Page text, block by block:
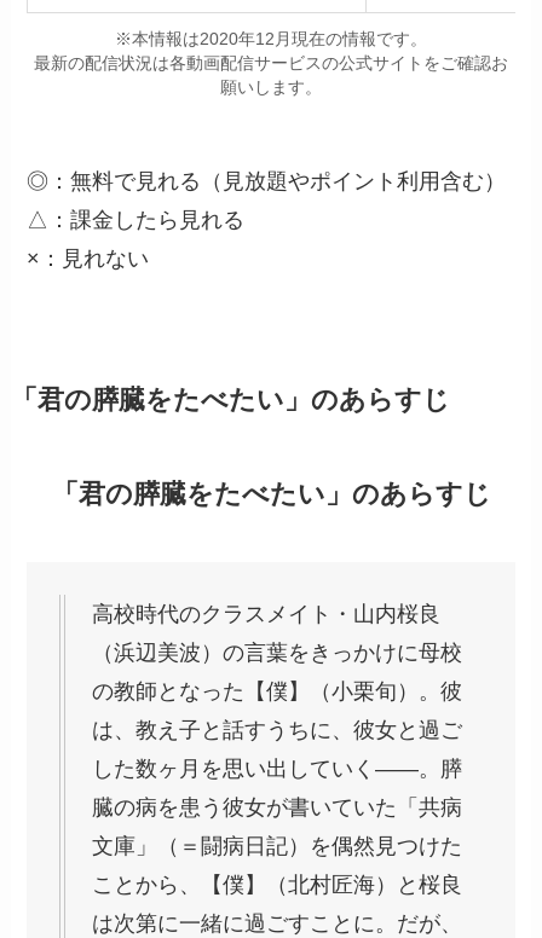
※本情報は2020年12月現在の情報です。
最新の配信状況は各動画配信サービスの公式サイトをご確認お
願いします。
◎：無料で見れる（見放題やポイント利用含む）
△：課金したら見れる
×：見れない
「君の膵臓をたべたい」のあらすじ
「君の膵臓をたべたい」のあらすじ
高校時代のクラスメイト・山内桜良
（浜辺美波）の言葉をきっかけに母校
の教師となった【僕】（小栗旬）。彼
は、教え子と話すうちに、彼女と過ご
した数ヶ月を思い出していく――。膵
臓の病を患う彼女が書いていた「共病
文庫」（＝闘病日記）を偶然見つけた
ことから、【僕】（北村匠海）と桜良
は次第に一緒に過ごすことに。だが、